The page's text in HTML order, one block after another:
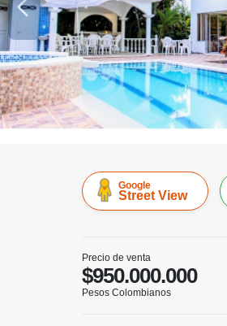
Google
Street View
Precio de venta
$950.000.000
Pesos Colombianos